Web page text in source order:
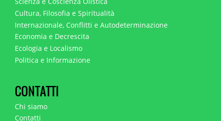
Cultura, Filosofia e Spiritualità
Internazionale, Conflitti e Autodeterminazione
Economia e Decrescita
Ecologia e Localismo
Politica e Informazione
CONTATTI
Chi siamo
Contatti